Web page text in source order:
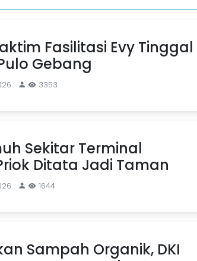
Fasilitasi Evy Tinggal
Gebang
3353
Sekitar Terminal
Ditata Jadi Taman
1644
Sampah Organik, DKI